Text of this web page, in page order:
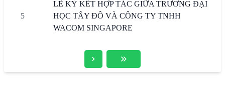
5
LỄ KÝ KẾT HỢP TÁC GIỮA TRƯỜNG ĐẠI
HỌC TÂY ĐÔ VÀ CÔNG TY TNHH
WACOM SINGAPORE